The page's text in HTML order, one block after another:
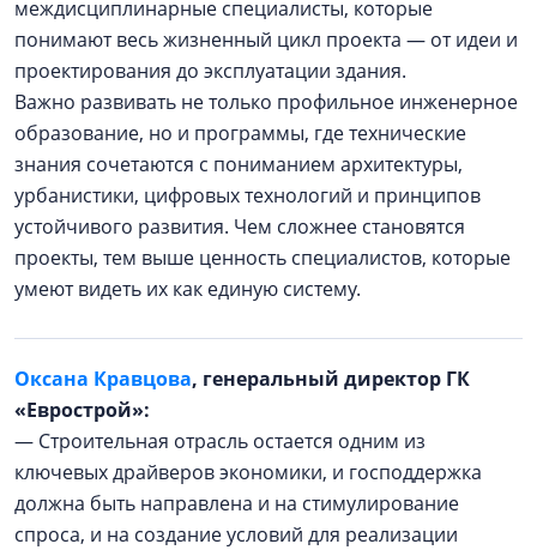
междисциплинарные специалисты, которые
понимают весь жизненный цикл проекта — от идеи и
проектирования до эксплуатации здания.
Важно развивать не только профильное инженерное
образование, но и программы, где технические
знания сочетаются с пониманием архитектуры,
урбанистики, цифровых технологий и принципов
устойчивого развития. Чем сложнее становятся
проекты, тем выше ценность специалистов, которые
умеют видеть их как единую систему.
Оксана Кравцова, генеральный директор ГК
«Еврострой»:
— Строительная отрасль остается одним из
ключевых драйверов экономики, и господдержка
должна быть направлена и на стимулирование
спроса, и на создание условий для реализации